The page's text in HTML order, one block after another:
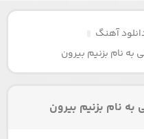
آهنگ
نام بزنیم بیرون
نام بزنیم بیرون